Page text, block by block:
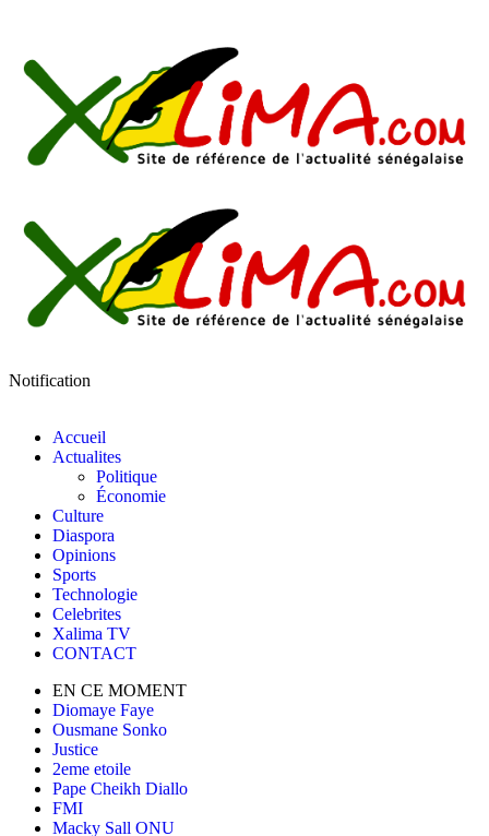
Notification
Accueil
Actualites
Politique
Économie
Culture
Diaspora
Opinions
Sports
Technologie
Celebrites
Xalima TV
CONTACT
EN CE MOMENT
Diomaye Faye
Ousmane Sonko
Justice
2eme etoile
Pape Cheikh Diallo
FMI
Macky Sall ONU